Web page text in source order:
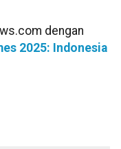
dengan
2025: Indonesia